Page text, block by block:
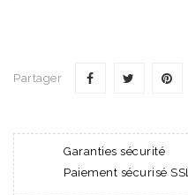
Partager
Garanties sécurité
Paiement sécurisé SSL